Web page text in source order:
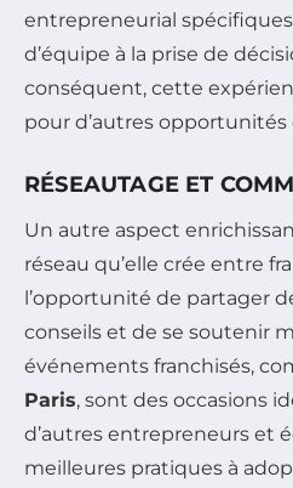
entrepreneurial
d’équipe à la prise de
conséquent, cette
pour d’autres opportunités
RÉSEAUTAGE ET
Un autre aspect
réseau qu’elle crée entre
l’opportunité de partager
conseils et de se soutenir
événements franchisés,
Paris, sont des occasions
d’autres entrepreneurs et
meilleures pratiques à